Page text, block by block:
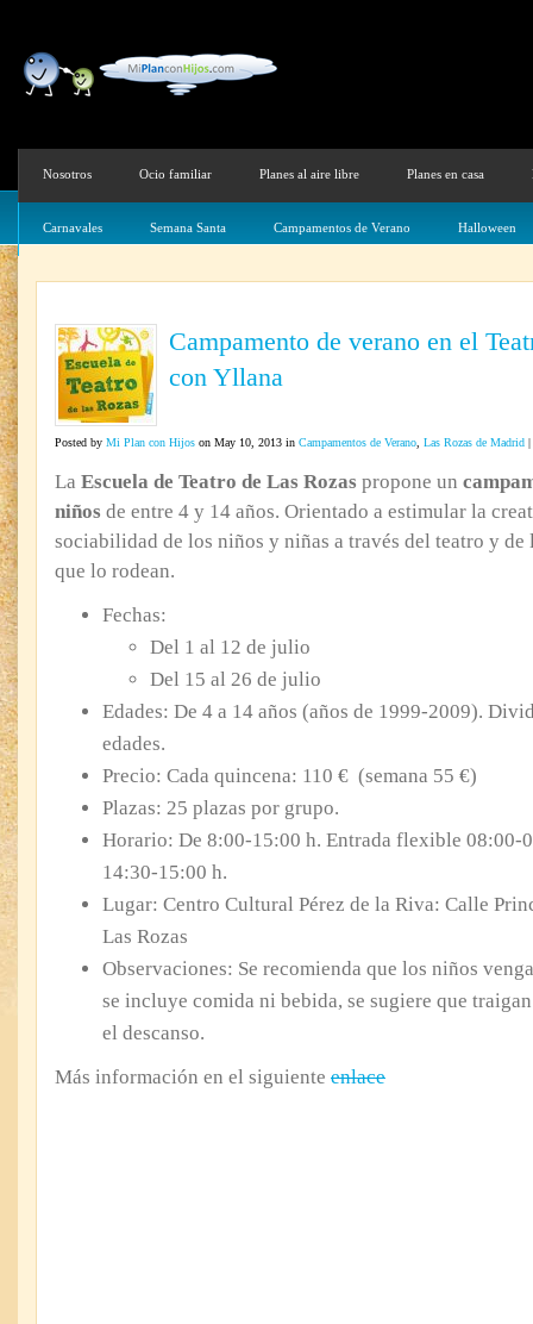
Nosotros Ocio familiar Planes al aire libre Planes en casa
Carnavales Semana Santa Campamentos de Verano Halloween
Campamento de verano en el
con Yllana
Posted by Mi Plan con Hijos on May 10, 2013 in Campamentos de Verano Las Rozas de Madrid |
La Escuela de Teatro de Las Rozas propone un
niños de entre 4 y 14 años. Orientado a estimular la
sociabilidad de los niños y niñas a través del teatro y
que lo rodean.
Fechas:
Del 1 al 12 de julio
Del 15 al 26 de julio
Edades: De 4 a 14 años (años de 1999-2009).
edades.
Precio: Cada quincena: 110 € (semana 55 €)
Plazas: 25 plazas por grupo.
Horario: De 8:00-15:00 h. Entrada flexible 08:00-
14:30-15:00 h.
Lugar: Centro Cultural Pérez de la Riva: Calle
Las Rozas
Observaciones: Se recomienda que los niños
se incluye comida ni bebida, se sugiere que
el descanso.
Más información en el siguiente enlace